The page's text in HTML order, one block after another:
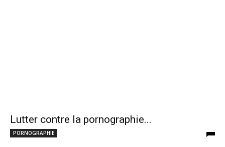
Lutter contre la pornographie...
PORNOGRAPHIE